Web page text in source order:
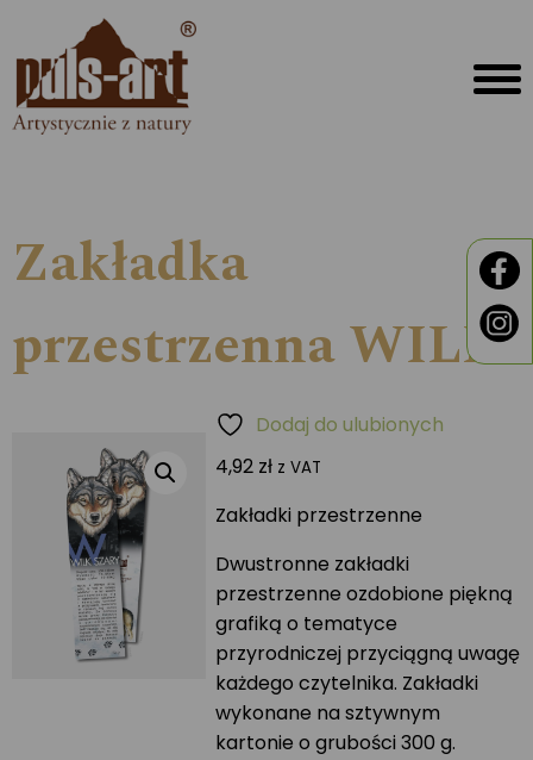
Zakładka
przestrzenna WILK
4,92 zł z VAT
Zakładki przestrzenne
Dwustronne zakładki
przestrzenne ozdobione piękną
grafiką o tematyce
przyrodniczej przyciągną uwagę
każdego czytelnika. Zakładki
wykonane na sztywnym
kartonie o grubości 300 g.
Dodaj do ulubionych